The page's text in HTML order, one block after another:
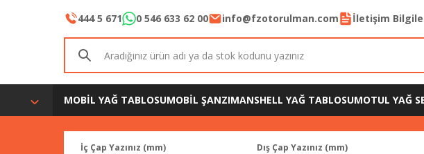
444 5 671 0 546 633 62 00 info@fzotorulman.com İletişim
MOBİL YAĞ TABLOSUMOBİL ŞANZIMANSHELL YAĞ TABLOSUMOTUL YAĞ